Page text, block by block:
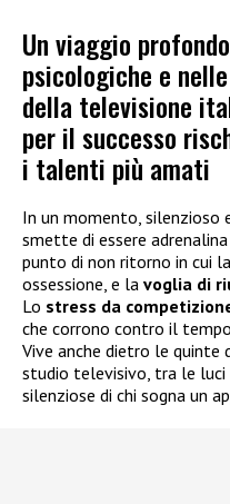
Un viaggio
psicologiche e
della televisione
per il successo
i talenti più amati
In un momento, silenzioso
smette di essere
punto di non ritorno in cui
ossessione, e la voglia di
Lo stress da
che corrono contro il
Vive anche dietro le quinte
studio televisivo, tra le luci
silenziose di chi sogna un